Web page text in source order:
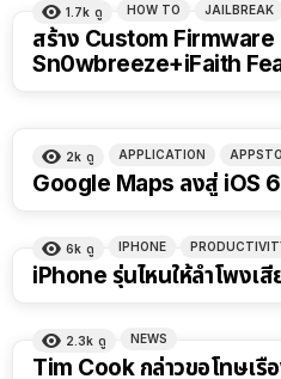
1.7k ดู HOW TO JAILBREAK
สร้าง Custom
Sn0wbreeze+iFaith
2k ดู APPLICATION
Google Maps ลงสู่ iOS 6
6k ดู IPHONE
iPhone รุ่นไหนให้ลำโพงเ
2.3k ดู NEWS
Tim Cook กล่าวขอโทษเ